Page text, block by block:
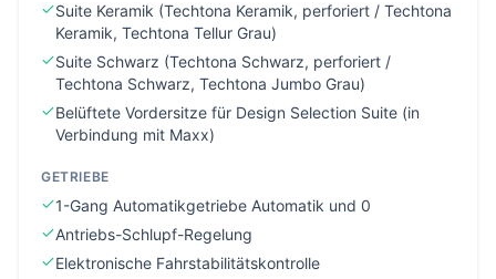
Suite Keramik (Techtona Keramik, perforiert / Techtona
Keramik, Techtona Tellur Grau)
Suite Schwarz (Techtona Schwarz, perforiert /
Techtona Schwarz, Techtona Jumbo Grau)
Belüftete Vordersitze für Design Selection Suite (in
Verbindung mit Maxx)
GETRIEBE
1-Gang Automatikgetriebe Automatik und 0
Antriebs-Schlupf-Regelung
Elektronische Fahrstabilitätskontrolle